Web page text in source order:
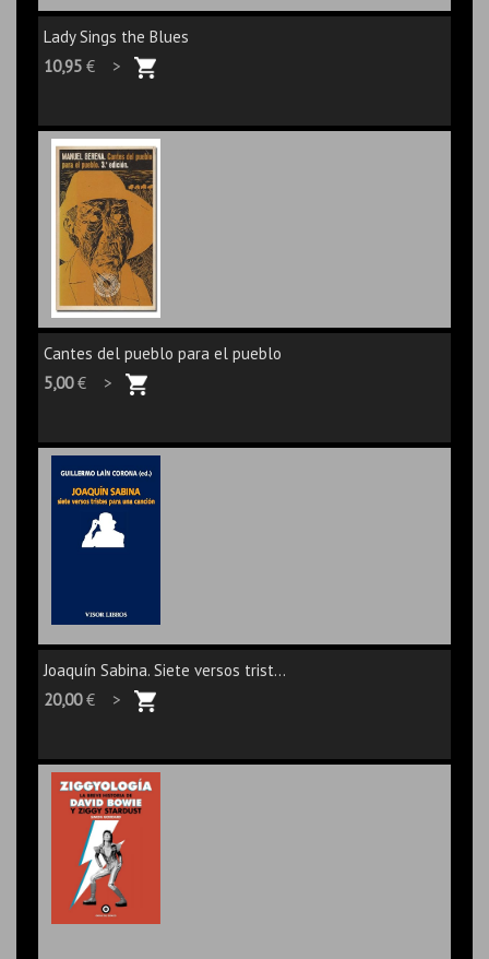
Lady Sings the Blues
10,95 € >
Cantes del pueblo para el pueblo
5,00€ >
Joaquín Sabina. Siete versos trist...
20,00€ >